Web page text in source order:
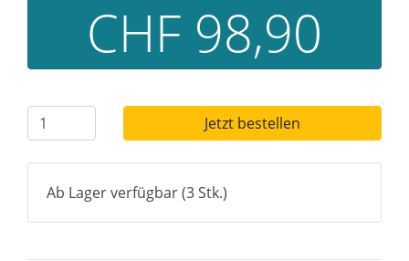
CHF 98,90
Jetzt bestellen
Ab Lager verfügbar (3 Stk.)